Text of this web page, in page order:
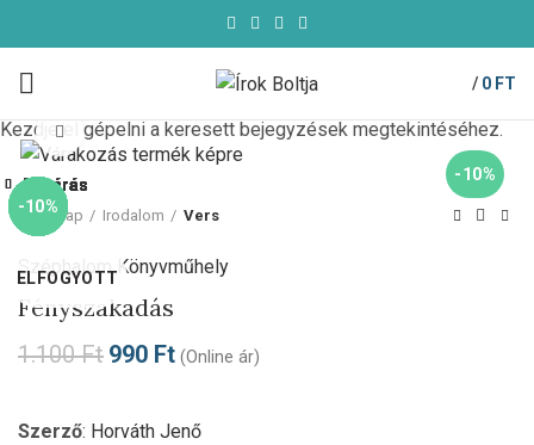
/ 0 FT
-10%
Click to enlarge
Kezdőlap Irodalom Vers
Széphalom Könyvműhely
Fényszakadás
1.100Ft 990 Ft (Online ár)
Szerző: Horváth Jenő
-10%
Bezárás
-10%
Bezárás
-10%
Bezárás
-10%
Bezárás
-10%
Bezárás
-10%
Bezárás
-10%
Bezárás
-10%
ELFOGYOTT
Bezárás
Kezdje el gépelni a keresett bejegyzések megtekintéséhez.